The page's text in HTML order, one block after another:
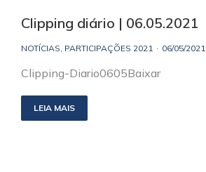
Clipping diário | 06.05.2021
NOTÍCIAS, PARTICIPAÇÕES 2021 06/05/2021
Clipping-Diario0605Baixar
LEIA MAIS